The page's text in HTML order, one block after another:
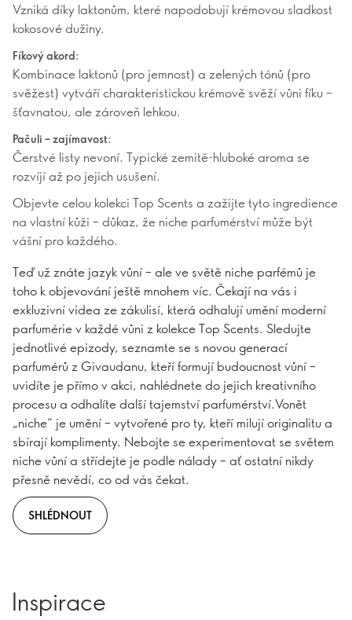
Vzniká díky laktonům, které napodobují krémovou sladkost
kokosové dužiny.
Fíkový akord:
Kombinace laktonů (pro jemnost) a zelených tónů (pro
svěžest) vytváří charakteristickou krémově svěží vůni fíku –
šťavnatou, ale zároveň lehkou.
Pačuli – zajímavost:
Čerstvé listy nevoní. Typické zemitě-hluboké aroma se
rozvíjí až po jejich usušení.
Objevte celou kolekci Top Scents a zažijte tyto ingredience
na vlastní kůži – důkaz, že niche parfumérství může být
vášní pro každého.
Teď už znáte jazyk vůní – ale ve světě niche parfémů je
toho k objevování ještě mnohem víc. Čekají na vás i
exkluzivní videa ze zákulisí, která odhalují umění moderní
parfumérie v každé vůni z kolekce Top Scents. Sledujte
jednotlivé epizody, seznamte se s novou generací
parfumérů z Givaudanu, kteří formují budoucnost vůní –
uvidíte je přímo v akci, nahlédnete do jejich kreativního
procesu a odhalíte další tajemství parfumérství.Vonět
„niche“ je umění – vytvořené pro ty, kteří milují originalitu a
sbírají komplimenty. Nebojte se experimentovat se světem
niche vůní a střídejte je podle nálady – ať ostatní nikdy
přesně nevědí, co od vás čekat.
SHLÉDNOUT
Inspirace